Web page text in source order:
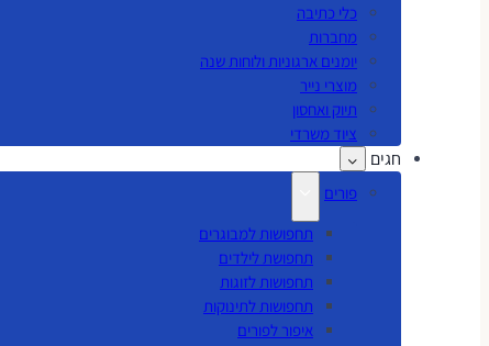
כלי כתיבה
מחברות
יומנים ארגוניות ולוחות שנה
מוצרי נייר
תיוק ואחסון
ציוד משרדי
חגים
פורים
תחפושות למבוגרים
תחפושת לילדים
תחפושות לזוגות
תחפושות לתינוקות
איפור לפורים